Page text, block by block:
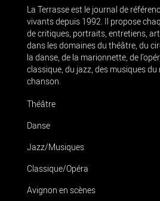
La Terrasse est le journal de
vivants depuis 1992. Il propose
de critiques, portraits, entretiens,
dans les domaines du théâtre, du
la danse, de la marionnette, de
classique, du jazz, des musiques du
chanson.
Théâtre
Danse
Jazz/Musiques
Classique/Opéra
Avignon en scènes